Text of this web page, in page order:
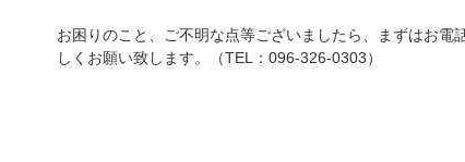
お困りのこと、ご不明な点等ございましたら、まずはお電
しくお願い致します。（TEL：096-326-0303）